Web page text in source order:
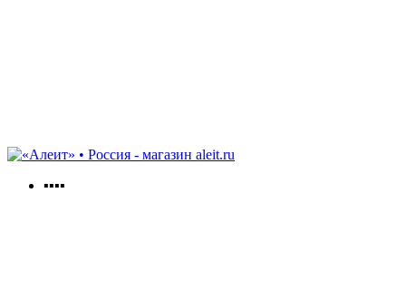
aleit.ru
▪▪▪▪